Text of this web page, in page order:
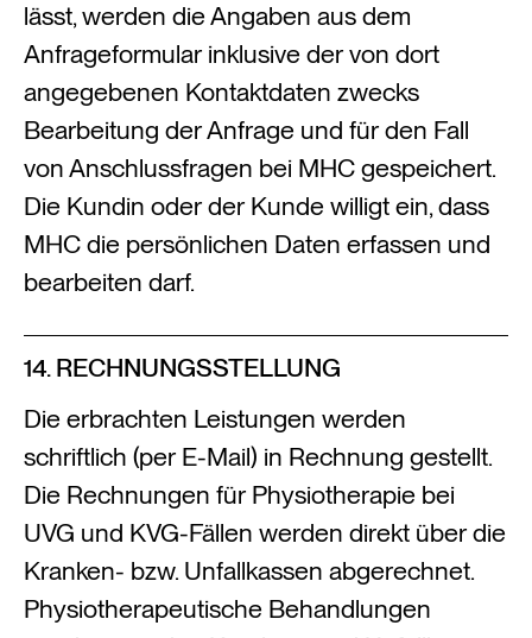
lässt, werden die Angaben aus dem
Anfrageformular inklusive der von dort
angegebenen Kontaktdaten zwecks
Bearbeitung der Anfrage und für den Fall
von Anschlussfragen bei MHC gespeichert.
Die Kundin oder der Kunde willigt ein, dass
MHC die persönlichen Daten erfassen und
bearbeiten darf.
14. RECHNUNGSSTELLUNG
Die erbrachten Leistungen werden
schriftlich (per E-Mail) in Rechnung gestellt.
Die Rechnungen für Physiotherapie bei
UVG und KVG-Fällen werden direkt über die
Kranken- bzw. Unfallkassen abgerechnet.
Physiotherapeutische Behandlungen